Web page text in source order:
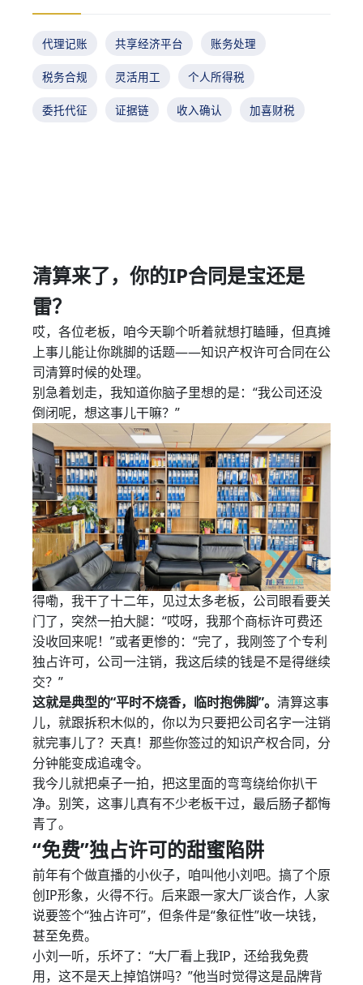
清算来了，你的IP合同是宝还是
雷？
哎，各位老板，咱今天聊个听着就想打瞌睡，但真摊
上事儿能让你跳脚的话题——知识产权许可合同在公
司清算时候的处理。
别急着划走，我知道你脑子里想的是：“我公司还没
倒闭呢，想这事儿干嘛？”
得嘞，我干了十二年，见过太多老板，公司眼看要关
门了，突然一拍大腿：“哎呀，我那个商标许可费还
没收回来呢！”或者更惨的：“完了，我刚签了个专利
独占许可，公司一注销，我这后续的钱是不是得继续
交？”
这就是典型的“平时不烧香，临时抱佛脚”。 清算这事
儿，就跟拆积木似的，你以为只要把公司名字一注销
就完事儿了？天真！那些你签过的知识产权合同，分
分钟能变成追魂令。
我今儿就把桌子一拍，把这里面的弯弯绕给你扒干
净。别笑，这事儿真有不少老板干过，最后肠子都悔
青了。
“免费”独占许可的甜蜜陷阱
前年有个做直播的小伙子，咱叫他小刘吧。搞了个原
创IP形象，火得不行。后来跟一家大厂谈合作，人家
说要签个“独占许可”，但条件是“象征性”收一块钱，
甚至免费。
小刘一听，乐坏了：“大厂看上我IP，还给我免费
用，这不是天上掉馅饼吗？”他当时觉得这是品牌背
代理记账 共享经济平台 账务处理
税务合规 灵活用工 个人所得税
委托代征 证据链 收入确认 加喜财税